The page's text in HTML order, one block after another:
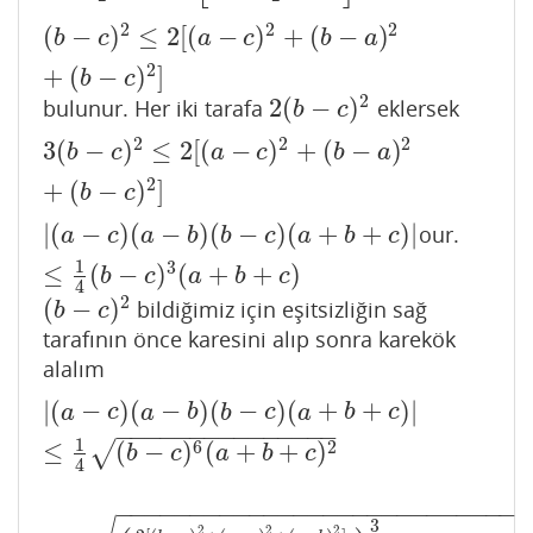
(b − c)2 ≤ 2[(a − c)2 + (b − a)2
+ (b − c)2]
(b− c) 2≤2[ a− c) 2+(b−a)2+ b− c)2 ]
bulunur. Her iki tarafa 2(b − c)2
2(b− c)2 eklersek
3(b − c)2 ≤ 2 (a − c)2 + (b − a)2
+ (b − c)2]
3(b− c)2≤2[ a− c) 2+(b−a)2+ b− c)2 ]
|(a − c)(a − b)(b − c)(a + b + c)|
≤
1
4 (b − c)3 (a + b + c)
|(a−c) a−b)( b− c)(a+b +c )|≤14 (b−c )3( a+b +c)
our.
(b − c)2
(b− c) 2
bildiğimiz için eşitsizliğin sağ
tarafının önce karesini alıp sonra karekök
alalım
|(a − c)(a − b)(b − c)(a + b + c)|
≤
1
4
(b − c)6 (a + b + c)2
− −
−−−−−−−−−−−−−
√
|(a−c) a−b)( b− c)(a+b +c )|≤14 (b−c )6( a+b
2 2 2 3
− −
−−−−−−−−−−−−−−−−−−−−−−−−−